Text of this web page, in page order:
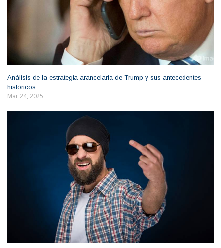
Análisis de la estrategia arancelaria de Trump y sus antecedentes
históricos
Mar 24, 2025